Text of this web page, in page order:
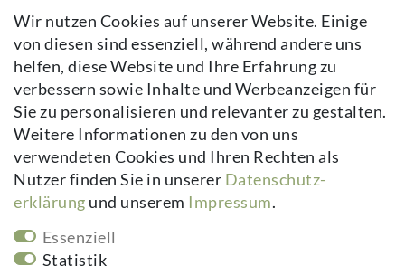
Impressum
Daten­schutz­erklärung
AGB
Kontakt
Vertrag widerrufen
Newsletter
E-MAIL **
Newsletter
Hiermit bestätige ich, dass ich die
Meine Einwilligung kann ich jederzeit widerrufen.**
Wir nutzen Cookies auf unserer Website. Einige
von diesen sind essenziell, während andere uns
helfen, diese Website und Ihre Erfahrung zu
verbessern sowie Inhalte und Werbeanzeigen für
Sie zu personalisieren und relevanter zu gestalten.
Weitere Informationen zu den von uns
verwendeten Cookies und Ihren Rechten als
Nutzer finden Sie in unserer Daten­schutz­
erklärung und unserem Impressum.
Essenziell
Statistik